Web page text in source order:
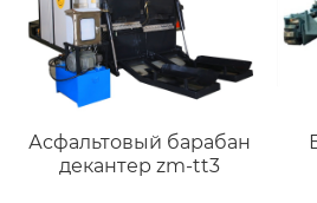
Асфальтовый барабан
декантер zm-tt3